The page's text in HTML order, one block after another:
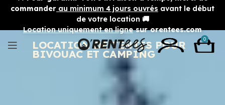
commander au minimum 4 jours ouvrés avant le début
de votre location 🚚
Location uniquement en lignesur orentees.com
0
LOCATION DE TENTES POUR
BIVOUAC ET CAMPING